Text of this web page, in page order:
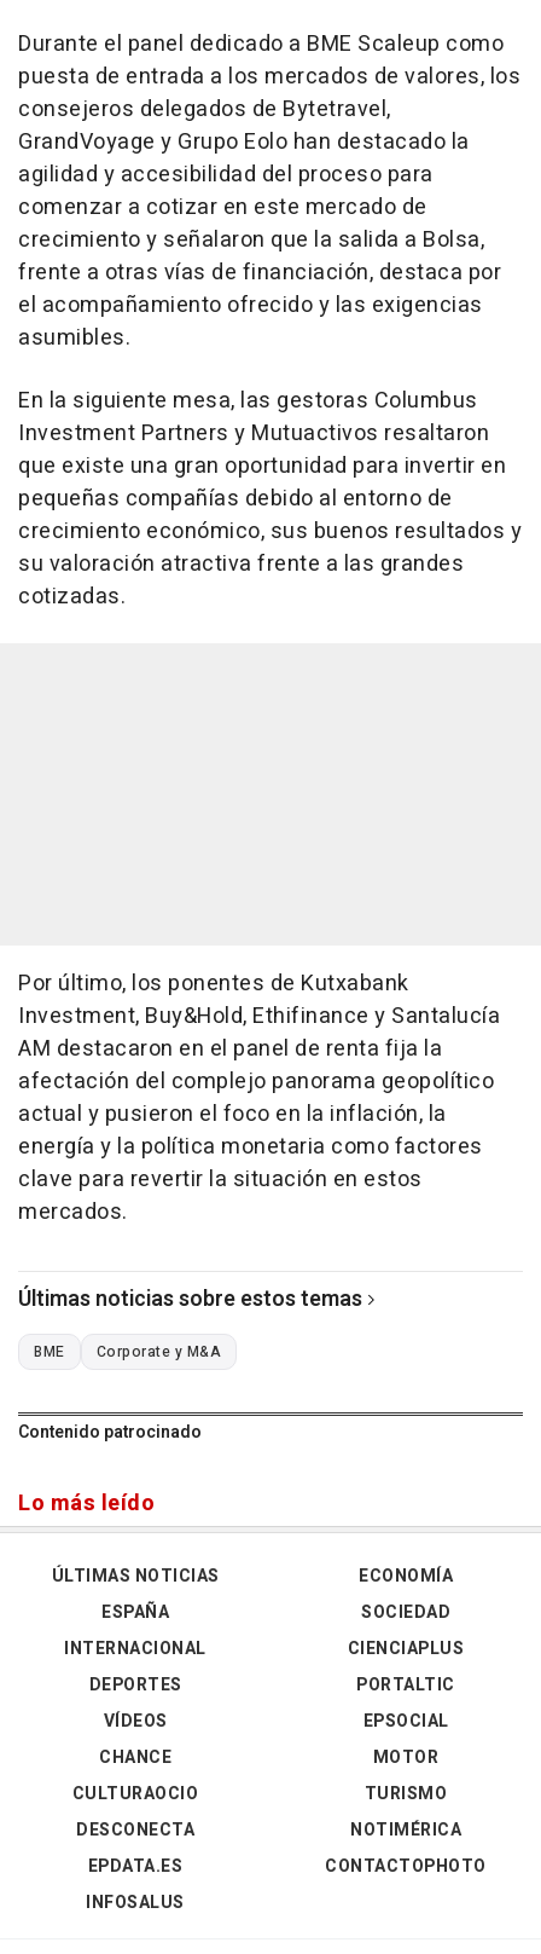
Durante el panel dedicado a BME Scaleup como
puesta de entrada a los mercados de valores, los
consejeros delegados de Bytetravel,
GrandVoyage y Grupo Eolo han destacado la
agilidad y accesibilidad del proceso para
comenzar a cotizar en este mercado de
crecimiento y señalaron que la salida a Bolsa,
frente a otras vías de financiación, destaca por
el acompañamiento ofrecido y las exigencias
asumibles.
En la siguiente mesa, las gestoras Columbus
Investment Partners y Mutuactivos resaltaron
que existe una gran oportunidad para invertir en
pequeñas compañías debido al entorno de
crecimiento económico, sus buenos resultados y
su valoración atractiva frente a las grandes
cotizadas.
Por último, los ponentes de Kutxabank
Investment, Buy&Hold, Ethifinance y Santalucía
AM destacaron en el panel de renta fija la
afectación del complejo panorama geopolítico
actual y pusieron el foco en la inflación, la
energía y la política monetaria como factores
clave para revertir la situación en estos
mercados.
Últimas noticias sobre estos temas
BME Corporate y M&A
Contenido patrocinado
Lo más leído
ÚLTIMAS NOTICIAS
ESPAÑA
INTERNACIONAL
DEPORTES
VÍDEOS
ECONOMÍA
SOCIEDAD
CIENCIAPLUS
PORTALTIC
EPSOCIAL
CHANCE
CULTURAOCIO
DESCONECTA
EPDATA.ES
INFOSALUS
MOTOR
TURISMO
NOTIMÉRICA
CONTACTOPHOTO